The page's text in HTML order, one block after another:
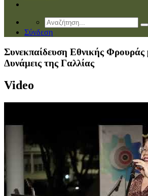
Σύνδεση
Συνεκπαίδευση Εθνικής Φρουράς
Δυνάμεις της Γαλλίας
Video